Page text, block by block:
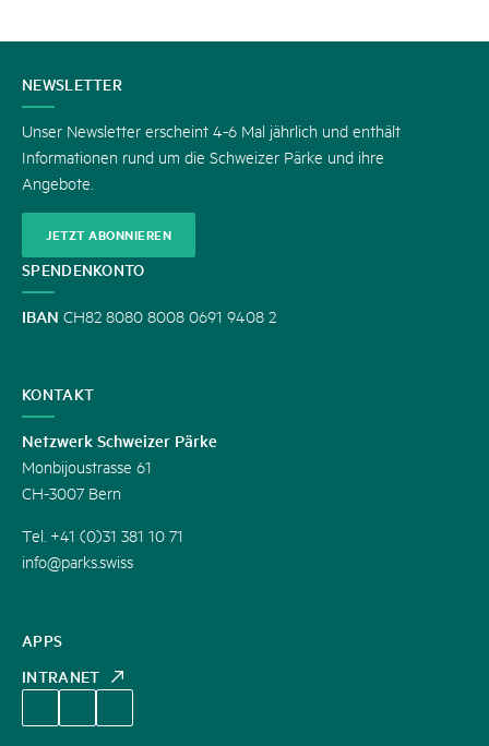
KONTAKT
APPS
INTRANET
NEWSLETTER
Unser Newsletter erscheint 4-6 Mal jährlich und enthält
Informationen rund um die Schweizer Pärke und ihre
Angebote.
JETZT ABONNIEREN
SPENDENKONTO
IBAN CH82 8080 8008 0691 9408 2
KONTAKT
Netzwerk Schweizer Pärke
Monbijoustrasse 61
CH-3007 Bern
Tel. +41 (0)31 381 10 71
info@parks.swiss